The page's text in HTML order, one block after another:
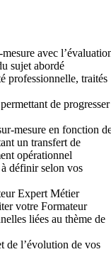
avec
sujet abordé
professionnelle, traités
de progresser
mesure en fonction
un transfert de
opérationnel
définir selon vos
Expert Métier
votre Formateur
liées au thème de
de l’évolution de vos